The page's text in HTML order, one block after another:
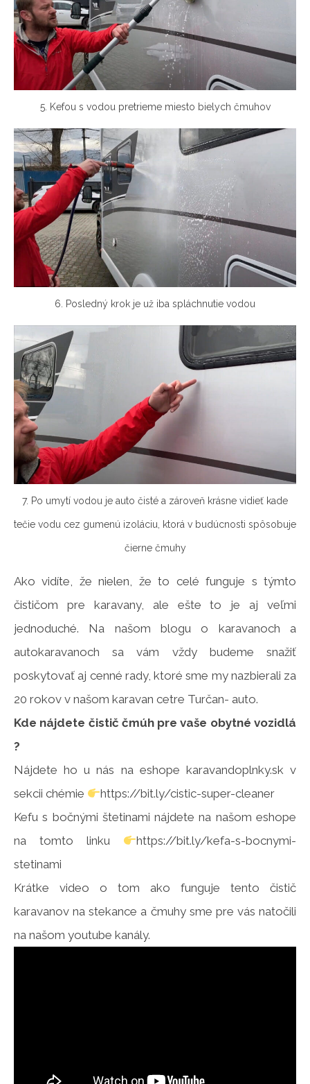
5. Kefou s vodou pretrieme miesto bielych čmuhov
6. Posledný krok je už iba spláchnutie vodou
7. Po umytí vodou je auto čisté a zároveň krásne vidieť kade
tečie vodu cez gumenú izoláciu, ktorá v budúcnosti spôsobuje
čierne čmuhy
Ako vidíte, že nielen, že to celé funguje s týmto
čističom pre karavany, ale ešte to je aj veľmi
jednoduché. Na našom blogu o karavanoch a
autokaravanoch sa vám vždy budeme snažiť
poskytovať aj cenné rady, ktoré sme my nazbierali za
20 rokov v našom karavan cetre Turčan- auto.
Kde nájdete čistič čmúh pre vaše obytné vozidlá
?
Nájdete ho u nás na eshope karavandoplnky.sk v
sekcii chémie
https://bit.ly/cistic-super-cleaner
Kefu s bočnými štetinami nájdete na našom eshope
na tomto linku
https://bit.ly/kefa-s-bocnymi-
stetinami
Krátke video o tom ako funguje tento čistič
karavanov na stekance a čmuhy sme pre vás natočili
na našom youtube kanály.